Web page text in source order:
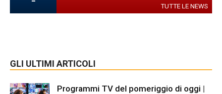
TUTTE LE NEWS
GLI ULTIMI ARTICOLI
Programmi TV del pomeriggio di oggi |